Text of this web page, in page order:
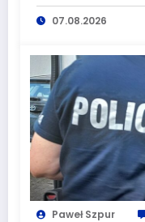
głuszyckich
07.08.2026
Paweł Szpur